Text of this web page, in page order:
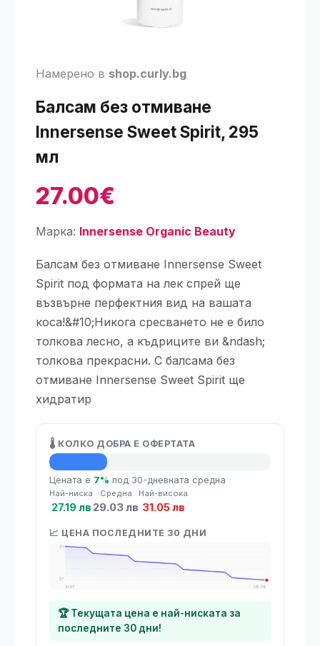
Намерено в shop.curly.bg
Балсам без отмиване
Innersense Sweet Spirit, 295
мл
27.00€
Марка: Innersense Organic Beauty
Балсам без отмиване Innersense Sweet
Spirit под формата на лек спрей ще
възвърне перфектния вид на вашата
коса!&#10;Никога сресването не е било
толкова лесно, а къдриците ви &ndash;
толкова прекрасни. С балсама без
отмиване Innersense Sweet Spirit ще
хидратир
🌡️ КОЛКО ДОБРА Е ОФЕРТАТА
💡 Средна цена
Цената е 7% под 30-дневната средна
Най-ниска
27.19 лв
Средна
29.03 лв
Най-висока
31.05 лв
📈 ЦЕНА ПОСЛЕДНИТЕ 30 ДНИ
31
27
10.07
08.08
🏆 Текущата цена е най-ниската за
последните 30 дни!